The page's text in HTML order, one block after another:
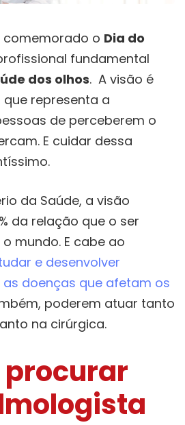
comemorado o Dia do
fundamental
dos olhos. A visão é
representa a
de perceberem o
E cuidar dessa
da Saúde, a visão
da relação que o ser
mundo. E cabe ao
e desenvolver
doenças que afetam os
poderem atuar tanto
na cirúrgica.
procurar